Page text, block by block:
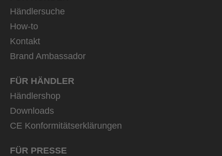
Händlersuche
How-to
Kontakt
Brand Ambassador
FÜR HÄNDLER
Händlershop
Downloads
CE Konformitätserklärungen
FÜR PRESSE